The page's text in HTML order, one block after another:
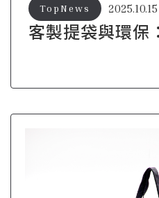
客製提袋與環保
2025.10.15
TopNews